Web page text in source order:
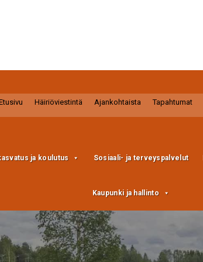
Häiriöviestintä Ajankohtaista Tapahtumat
ja koulutus Sosiaali- ja terveyspalvelut
Kaupunki ja hallinto